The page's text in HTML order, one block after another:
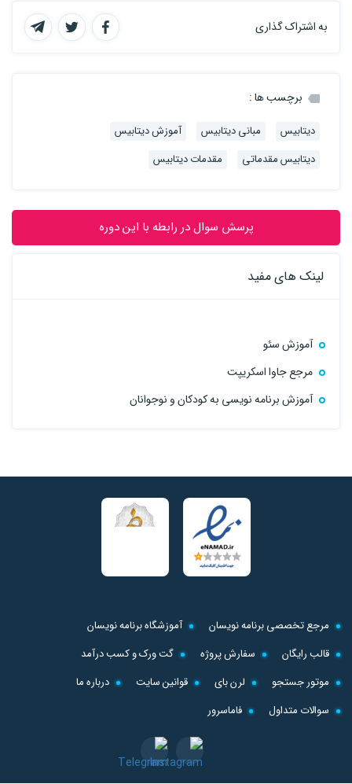
به اشتراک گذاری
برچسب ها :
دیتابیس مبانی دیتابیس
آموزش دیتابیس
دیتابیس مقدماتی
مقدمات دیتابیس
پرسش سوال در رابطه با این دوره
لینک های مفید
آموزش سئو
مرجع جاوا اسکریپت
آموزش برنامه نویسی به کودکان و نوجوانان
مرجع تخصصی برنامه نویسان
آموزشگاه برنامه نویسان
قالب رایگان
سفارش پروژه
گت ورک و کسب درآمد
موتور جستجو
لرن بای قوانین سایت
درباره ما
سوالات متداول
فاماسرور